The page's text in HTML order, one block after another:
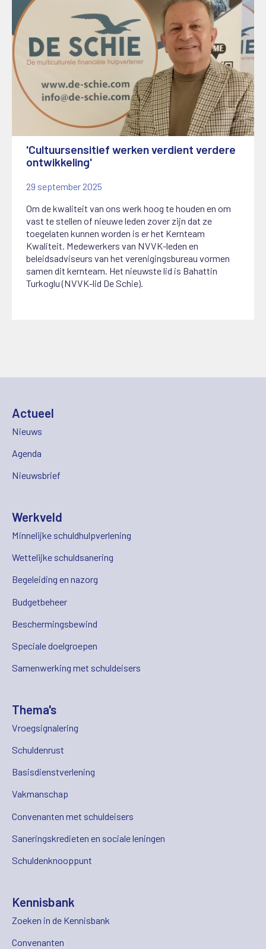
'Cultuursensitief werken verdient verdere
ontwikkeling'
29 september 2025
Om de kwaliteit van ons werk hoog te houden en om
vast te stellen of nieuwe leden zover zijn dat ze
toegelaten kunnen worden is er het Kernteam
Kwaliteit. Medewerkers van NVVK-leden en
beleidsadviseurs van het verenigingsbureau vormen
samen dit kernteam. Het nieuwste lid is Bahattin
Turkoglu (NVVK-lid De Schie).
Actueel
Nieuws
Agenda
Nieuwsbrief
Werkveld
Minnelijke schuldhulpverlening
Wettelijke schuldsanering
Begeleiding en nazorg
Budgetbeheer
Beschermingsbewind
Speciale doelgroepen
Samenwerking met schuldeisers
Thema's
Vroegsignalering
Schuldenrust
Basisdienstverlening
Vakmanschap
Convenanten met schuldeisers
Saneringskredieten en sociale leningen
Schuldenknooppunt
Kennisbank
Zoeken in de Kennisbank
Convenanten